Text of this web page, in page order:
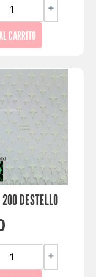
+
CARRITO
DESTELLO
+